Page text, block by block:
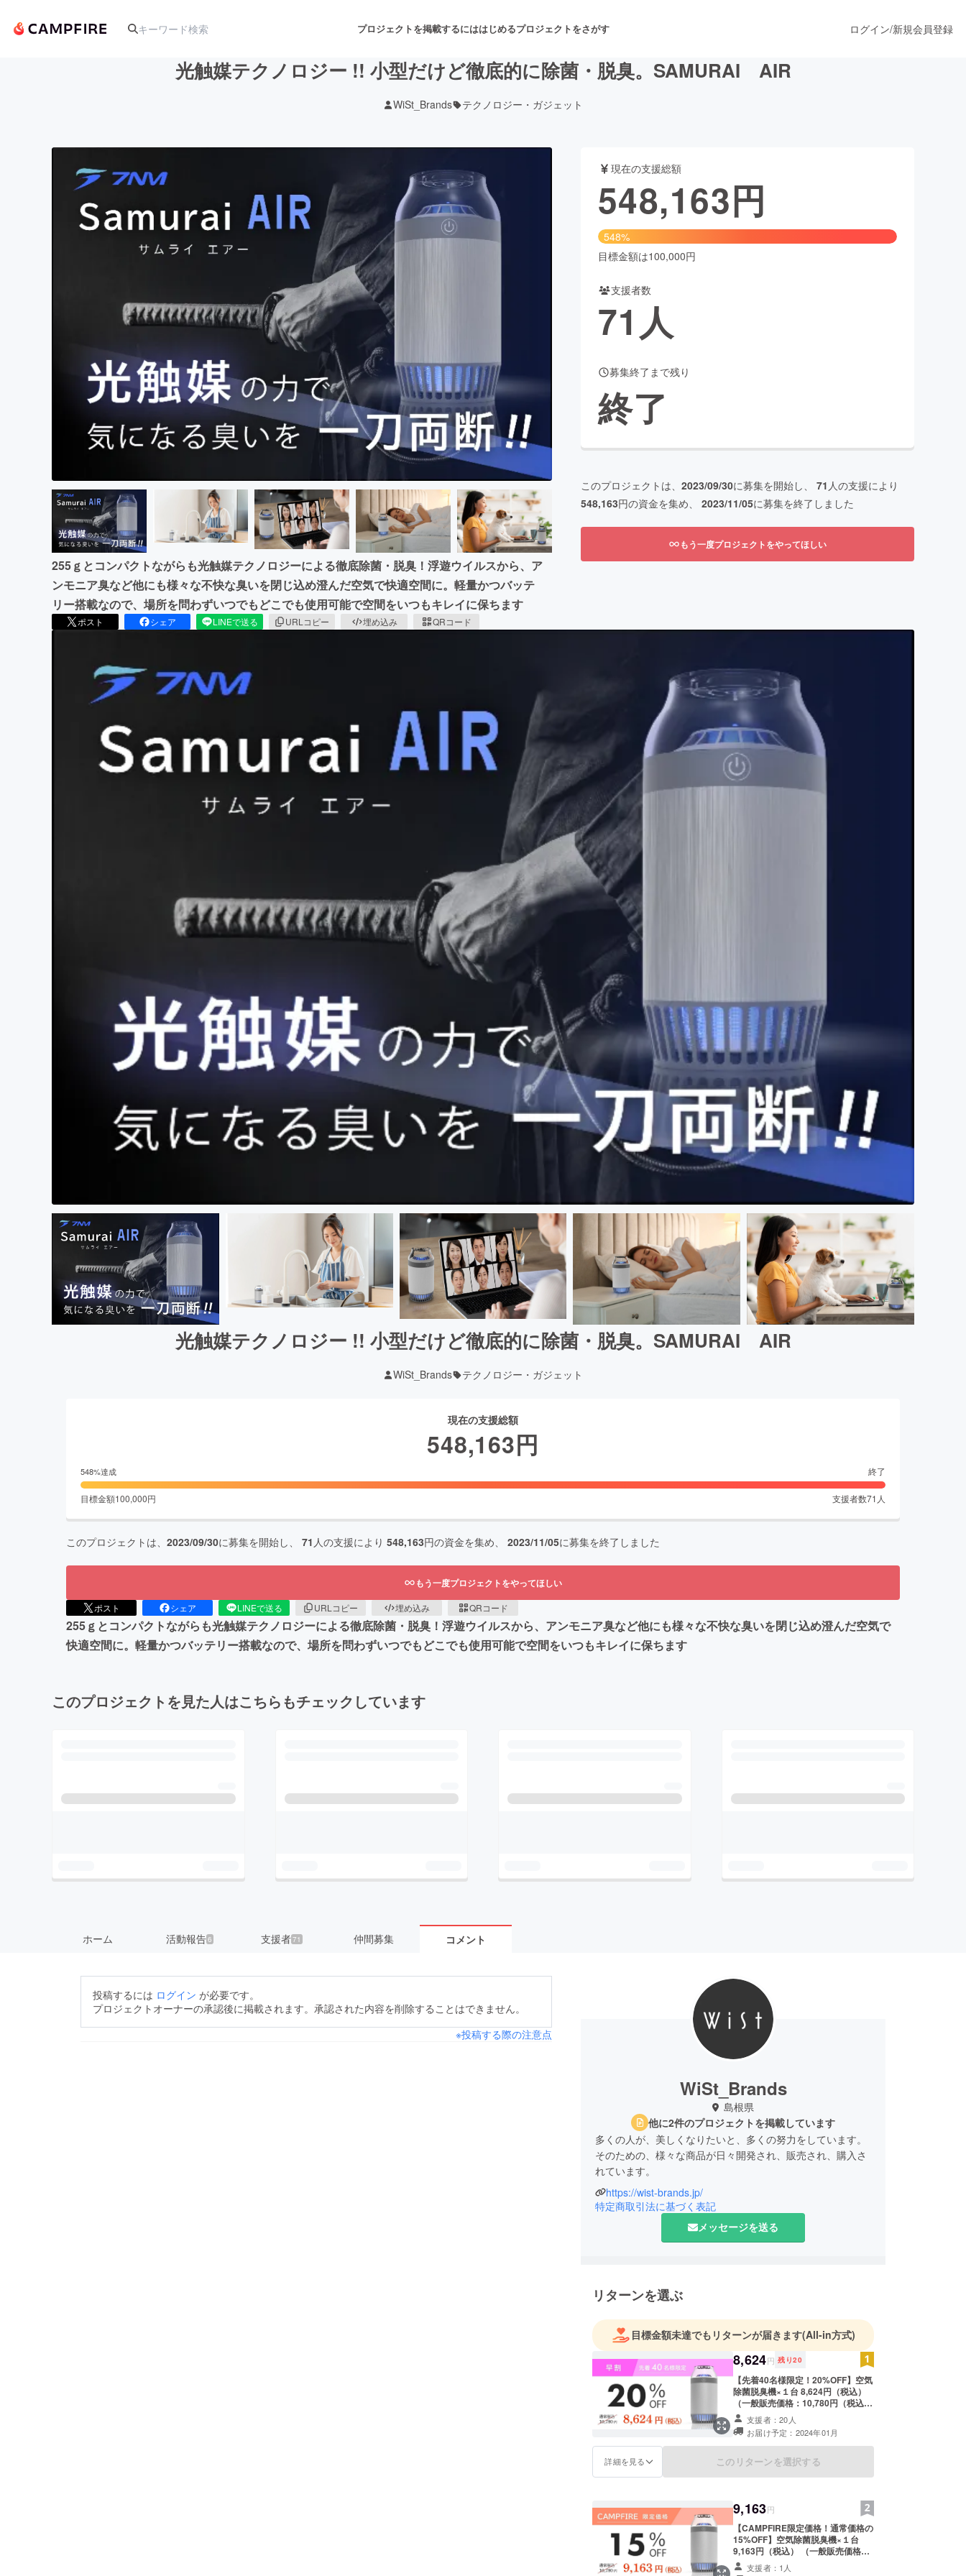
プロジェクトを掲載するにははじめるプロジェクトをさがす
アート・写真 舞台・パフォーマンス
テクノロジー・ガジェット ゲーム・サービス開発 ファッション
映像・映画 書籍・雑誌出版
チャレンジ ビューティー・ヘルスケア
CAMPFIRE for Social GoodCAMPFIRE Creation
CAMPFIREふるさと納税machi-ya
ログイン/新規会員登録
光触媒テクノロジー !! 小型だけど徹底的に除菌・脱臭。SAMURAI AIR
WiSt_Brands テクノロジー・ガジェット
255ｇとコンパクトながらも光触媒テクノロジーによる徹底除菌・脱臭！浮遊ウイルスから、ア
ンモニア臭など他にも様々な不快な臭いを閉じ込め澄んだ空気で快適空間に。軽量かつバッテ
リー搭載なので、場所を問わずいつでもどこでも使用可能で空間をいつもキレイに保ちます
ポスト シェア LINEで送る URLコピー 埋め込み QRコード
現在の支援総額
548,163円
548%
目標金額は100,000円
支援者数
71 人
募集終了まで残り
終了
このプロジェクトは、 2023/09/30に募集を開始し、 71 人の支援により
548,163円の資金を集め、 2023/11/05に募集を終了しました
もう一度プロジェクトをやってほしい
光触媒テクノロジー !! 小型だけど徹底的に除菌・脱臭。SAMURAI AIR
WiSt_Brands テクノロジー・ガジェット
現在の支援総額
548,163円
548%達成 終了
目標金額100,000円 支援者数71 人
このプロジェクトは、 2023/09/30に募集を開始し、 71 人の支援により 548,163円の資金を集め、 2023/11/05に募集を終了しました
もう一度プロジェクトをやってほしい
ポスト シェア LINEで送る URLコピー 埋め込み QRコード
255ｇとコンパクトながらも光触媒テクノロジーによる徹底除菌・脱臭！浮遊ウイルスから、アンモニア臭など他にも様々な不快な臭いを閉じ込め澄んだ空気で
快適空間に。軽量かつバッテリー搭載なので、場所を問わずいつでもどこでも使用可能で空間をいつもキレイに保ちます
このプロジェクトを見た人はこちらもチェックしています
ホーム 活動報告6 支援者71 仲間募集 コメント
投稿するには ログイン が必要です。
プロジェクトオーナーの承認後に掲載されます。承認された内容を削除することはできません。
※投稿する際の注意点
WiSt_Brands
島根県
他に2件のプロジェクトを掲載しています
多くの人が、美しくなりたいと、多くの努力をしています。
そのための、様々な商品が日々開発され、販売され、購入さ
れています。
しかし、良い製品は高額だったり、使いずらかったり・・・
私たち「WiSt」は、そんな問題を解決すべく、
品を展開して参ります。
https://wist-brands.jp/
特定商取引法に基づく表記
メッセージを送る
リターンを選ぶ
目標金額未達でもリターンが届きます(All-in方式)
8,624円 残り20
【先着40名様限定！20%OFF】空気
除菌脱臭機×１台 8,624円（税込）
（一般販売価格：10,780円（税込）
→先着40名様限定：8,624円（税
込・送料込）） ※デザイン・仕様は
変更になる可能性もございます。ご
了承ください。 ※ご注文状況、使用
部材の供給状況、製造工程上の都合
支援者：20人
お届け予定：2024年01月
詳細を見る このリターンを選択する
9,163円
【CAMPFIRE限定価格！通常価格の
15%OFF】空気除菌脱臭機×１台
9,163円（税込） （一般販売価格：
10,780円（税込）→9,163円（税
支援者：1人